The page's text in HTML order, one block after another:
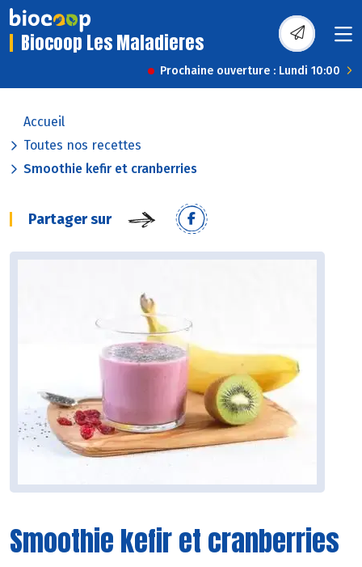
Biocoop Les Maladieres
Prochaine ouverture : Lundi 10:00
Accueil
Toutes nos recettes
Smoothie kefir et cranberries
Partager sur
Smoothie kefir et cranberries